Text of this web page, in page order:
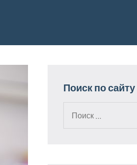
Поиск по сайту